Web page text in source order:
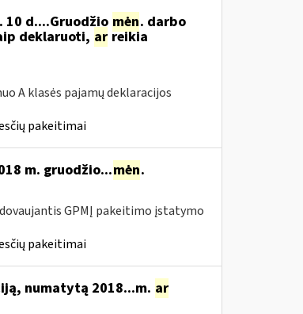
. 10 d....Gruodžio mėn. darbo
deklaruoti, arreikia
A klasės pajamų deklaracijos
pakeitimai
m. gruodžio...mėn.
GPMĮ pakeitimo įstatymo
pakeitimai
numatytą 2018...m. ar